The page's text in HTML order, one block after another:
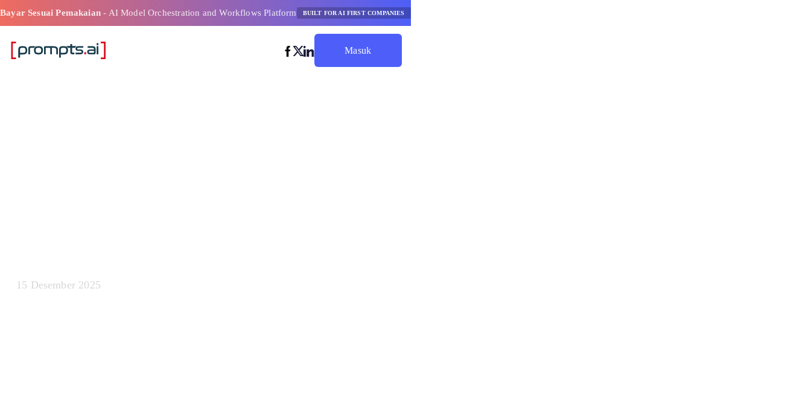
Bayar Sesuai Pemakaian- AI Model Orchestration and Workflows Platform BUILT FOR AI FIRST COMPANIES
Masuk
15 Desember 2025